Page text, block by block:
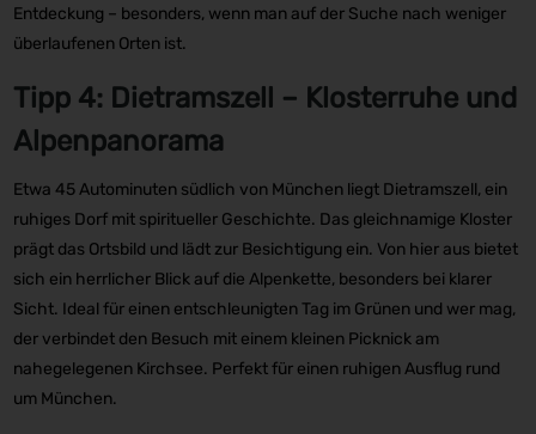
Entdeckung – besonders, wenn man auf der Suche nach weniger
überlaufenen Orten ist.
Tipp 4: Dietramszell – Klosterruhe und
Alpenpanorama
Etwa 45 Autominuten südlich von München liegt Dietramszell, ein
ruhiges Dorf mit spiritueller Geschichte. Das gleichnamige Kloster
prägt das Ortsbild und lädt zur Besichtigung ein. Von hier aus bietet
sich ein herrlicher Blick auf die Alpenkette, besonders bei klarer
Sicht. Ideal für einen entschleunigten Tag im Grünen und wer mag,
der verbindet den Besuch mit einem kleinen Picknick am
nahegelegenen Kirchsee. Perfekt für einen ruhigen Ausflug rund
um München.